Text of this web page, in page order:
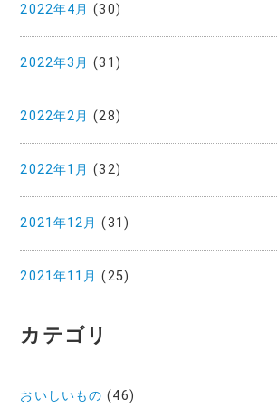
2022年4月 (30)
2022年3月 (31)
2022年2月 (28)
2022年1月 (32)
2021年12月 (31)
2021年11月 (25)
カテゴリ
おいしいもの (46)